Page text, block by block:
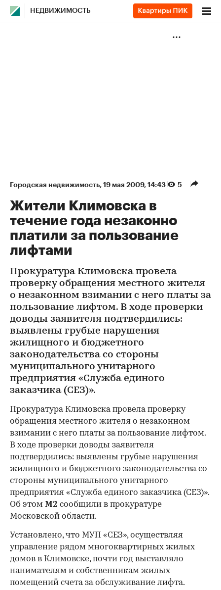
НЕДВИЖИМОСТЬ
Городская недвижимость⁠, 19 мая 2009, 14:43 5
Жители Климовска в
течение года незаконно
платили за пользование
лифтами
Прокуратура Климовска провела
проверку обращения местного жителя
о незаконном взимании с него платы за
пользование лифтом. В ходе проверки
доводы заявителя подтвердились:
выявлены грубые нарушения
жилищного и бюджетного
законодательства со стороны
муниципального унитарного
предприятия «Служба единого
заказчика (СЕЗ)».
Прокуратура Климовска провела проверку
обращения местного жителя о незаконном
взимании с него платы за пользование лифтом.
В ходе проверки доводы заявителя
подтвердились: выявлены грубые нарушения
жилищного и бюджетного законодательства со
стороны муниципального унитарного
предприятия «Служба единого заказчика (СЕЗ)».
Об этом М2 сообщили в прокуратуре
Московской области.
Установлено, что МУП «СЕЗ», осуществляя
управление рядом многоквартирных жилых
домов в Климовске, почти год выставляло
нанимателям и собственникам жилых
помещений счета за обслуживание лифта.